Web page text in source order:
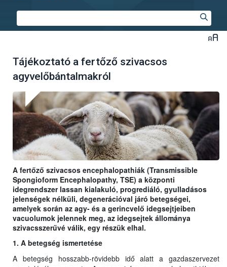
Tájékoztató a fertőző szivacsos
agyvelőbántalmakról
A fertőző szivacsos encephalopathiák (Transmissible
Spongioform Encephalopathy, TSE) a központi
idegrendszer lassan kialakuló, progrediáló, gyulladásos
jelenségek nélküli, degenerációval járó betegségei,
amelyek során az agy- és a gerincvelő idegsejtjeiben
vacuolumok jelennek meg, az idegsejtek állománya
szivacsszerűvé válik, egy részük elhal.
1. A betegség ismertetése
A betegség hosszabb-rövidebb idő alatt a gazdaszervezet